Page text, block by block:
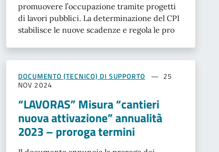
promuovere l’occupazione tramite progetti
di lavori pubblici. La determinazione del CPI
stabilisce le nuove scadenze e regola le pro
DOCUMENTO (TECNICO) DI SUPPORTO
25
NOV 2024
“LAVORAS” Misura “cantieri
nuova attivazione” annualità
2023 – proroga termini